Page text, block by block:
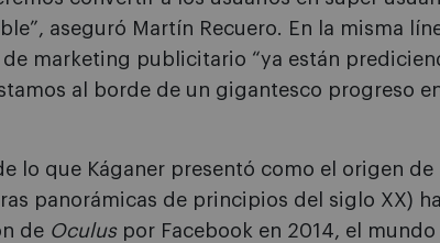
aseguró Martín Recuero. En la misma
marketing publicitario “ya están
al borde de un gigantesco progreso
lo que Káganer presentó como el origen de
panorámicas de principios del siglo XX)
de Oculuspor Facebook en 2014, el mundo